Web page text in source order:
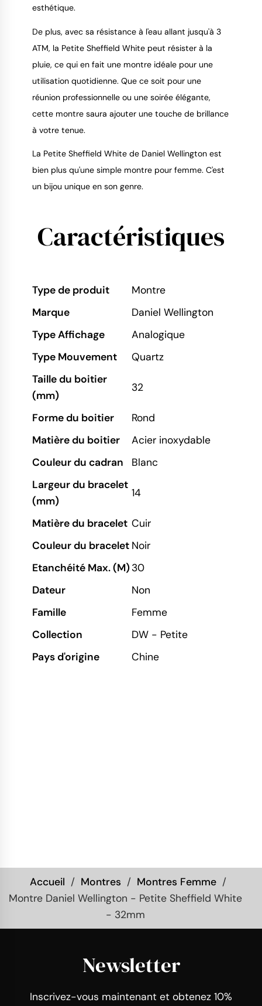
esthétique.
De plus, avec sa résistance à l'eau allant jusqu'à 3
ATM, la Petite Sheffield White peut résister à la
pluie, ce qui en fait une montre idéale pour une
utilisation quotidienne. Que ce soit pour une
réunion professionnelle ou une soirée élégante,
cette montre saura ajouter une touche de brillance
à votre tenue.
La Petite Sheffield White de Daniel Wellington est
bien plus qu'une simple montre pour femme. C'est
un bijou unique en son genre.
Caractéristiques
Type de produit
Montre
Marque
Daniel Wellington
Type Affichage
Analogique
Type Mouvement
Quartz
Taille du boitier
(mm)
32
Forme du boitier
Rond
Matière du boitier
Acier inoxydable
Couleur du cadran
Blanc
Largeur du bracelet
(mm)
14
Matière du bracelet Cuir
Couleur du bracelet Noir
Etanchéité Max. (M)30
Dateur
Non
Famille
Femme
Collection
DW - Petite
Pays d'origine
Chine
Accueil Montres
Montres Femme
Montre Daniel Wellington - Petite Sheffield White
- 32mm
Newsletter
Inscrivez-vous maintenant et obtenez 10%